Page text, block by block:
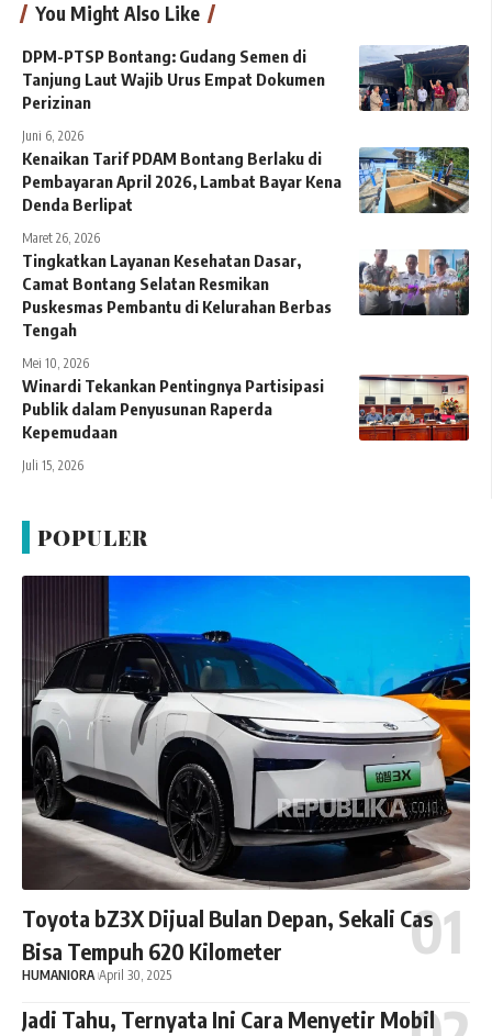
You Might Also Like
DPM-PTSP Bontang: Gudang Semen di
Tanjung Laut Wajib Urus Empat Dokumen
Perizinan
Juni 6, 2026
Kenaikan Tarif PDAM Bontang Berlaku di
Pembayaran April 2026, Lambat Bayar Kena
Denda Berlipat
Maret 26, 2026
Tingkatkan Layanan Kesehatan Dasar,
Camat Bontang Selatan Resmikan
Puskesmas Pembantu di Kelurahan Berbas
Tengah
Mei 10, 2026
Winardi Tekankan Pentingnya Partisipasi
Publik dalam Penyusunan Raperda
Kepemudaan
Juli 15, 2026
POPULER
Toyota bZ3X Dijual Bulan Depan, Sekali Cas
Bisa Tempuh 620 Kilometer
HUMANIORA April 30, 2025
Jadi Tahu, Ternyata Ini Cara Menyetir Mobil